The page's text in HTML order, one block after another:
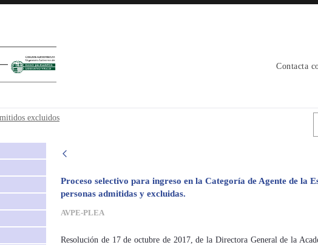
Contacta
excluidos - avpe
excluidos
Proceso selectivo para ingreso en la Categoría de Agente de la
personas admitidas y excluidas.
AVPE-PLEA
Resolución de 17 de octubre de 2017, de la Directora General de la